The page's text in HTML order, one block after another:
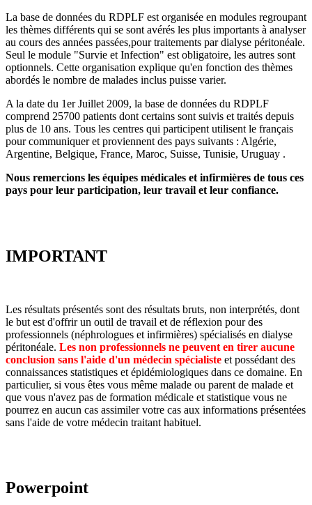
La base de données du RDPLF est organisée en modules regroupant
les thèmes différents qui se sont avérés les plus importants à analyser
au cours des années passées,pour traitements par dialyse péritonéale.
Seul le module "Survie et Infection" est obligatoire, les autres sont
optionnels. Cette organisation explique qu'en fonction des thèmes
abordés le nombre de malades inclus puisse varier.
A la date du 1er Juillet 2009, la base de données du RDPLF
comprend 25700 patients dont certains sont suivis et traités depuis
plus de 10 ans. Tous les centres qui participent utilisent le français
pour communiquer et proviennent des pays suivants : Algérie,
Argentine, Belgique, France, Maroc, Suisse, Tunisie, Uruguay .
Nous remercions les équipes médicales et infirmières de tous ces
pays pour leur participation, leur travail et leur confiance.
IMPORTANT
Les résultats présentés sont des résultats bruts, non interprétés, dont
le but est d'offrir un outil de travail et de réflexion pour des
professionnels (néphrologues et infirmières) spécialisés en dialyse
péritonéale. Les non professionnels ne peuvent en tirer aucune
conclusion sans l'aide d'un médecin spécialiste et possédant des
connaissances statistiques et épidémiologiques dans ce domaine. En
particulier, si vous êtes vous même malade ou parent de malade et
que vous n'avez pas de formation médicale et statistique vous ne
pourrez en aucun cas assimiler votre cas aux informations présentées
sans l'aide de votre médecin traitant habituel.
Powerpoint